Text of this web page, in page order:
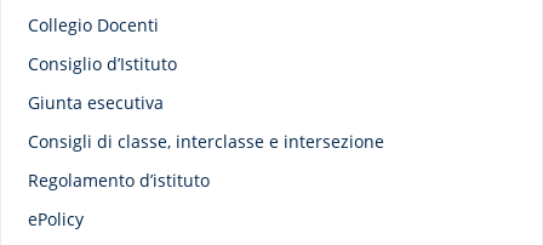
Collegio Docenti
Consiglio d’Istituto
Giunta esecutiva
Consigli di classe, interclasse e intersezione
Regolamento d’istituto
ePolicy